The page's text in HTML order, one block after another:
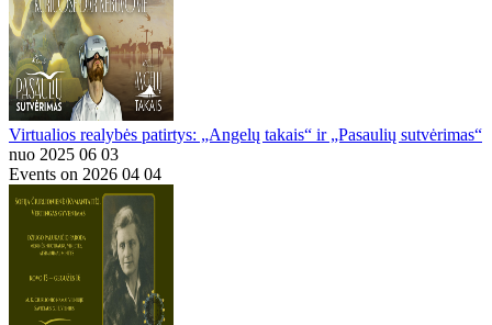
Virtualios realybės patirtys: „Angelų takais“ ir „Pasaulių sutvėrimas“
nuo 2025 06 03
Events on 2026 04 04